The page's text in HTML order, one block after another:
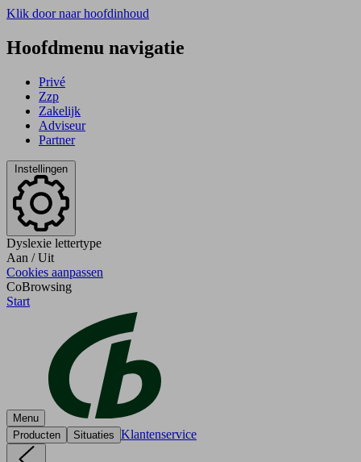
Klik door naar hoofdinhoud
Hoofdmenu navigatie
Privé
Zzp
Zakelijk
Adviseur
Partner
Instellingen
Dyslexie lettertype
Aan / Uit
Cookies aanpassen
CoBrowsing
Start
Menu
Producten
Situaties Klantenservice